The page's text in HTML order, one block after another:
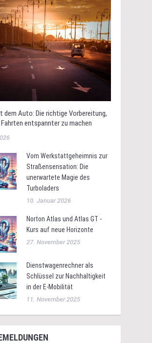
dem Auto: Die richtige Vorbereitung,
entspannter zu machen
Vom Werkstattgeheimnis zur
Straßensensation: Die
unerwartete Magie des
Turboladers
10. Januar 2026
Norton Atlas und Atlas GT -
Kurs auf neue Horizonte
27. November 2025
Dienstwagenrechner als
Schlüssel zur Nachhaltigkeit
in der E-Mobilität
11. November 2025